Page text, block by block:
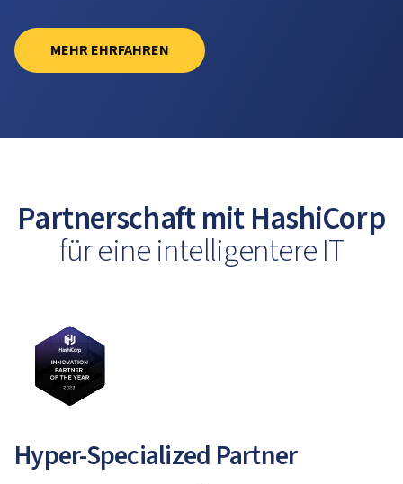
MEHR EHRFAHREN
Partnerschaft mit HashiCorp
für eine intelligentere IT
Hyper-Specialized Partner